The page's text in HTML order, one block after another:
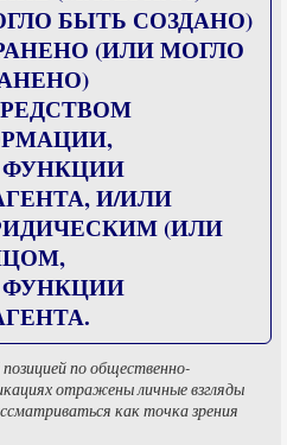
БЫТЬ СОЗДАНО)
(ИЛИ МОГЛО
И/ИЛИ
(ИЛИ
по общественно-
отражены личные взгляды
как точка зрения